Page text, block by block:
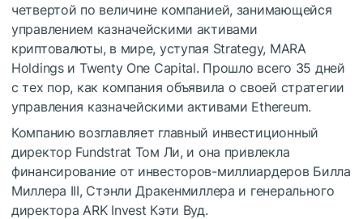
четвертой по величине компанией, занимающейся
управлением казначейскими активами
криптовалюты, в мире, уступая Strategy, MARA
Holdings и Twenty One Capital. Прошло всего 35 дней
с тех пор, как компания объявила о своей стратегии
управления казначейскими активами Ethereum.
Компанию возглавляет главный инвестиционный
директор Fundstrat Том Ли, и она привлекла
финансирование от инвесторов-миллиардеров Билла
Миллера III, Стэнли Дракенмиллера и генерального
директора ARK Invest Кэти Вуд.